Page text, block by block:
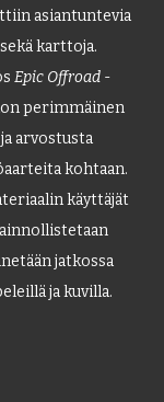
asiantuntevia
karttoja.
Epic Offroad-
perimmäinen
arvostusta
kohtaan.
käyttäjät
jatkossa
ja kuvilla.